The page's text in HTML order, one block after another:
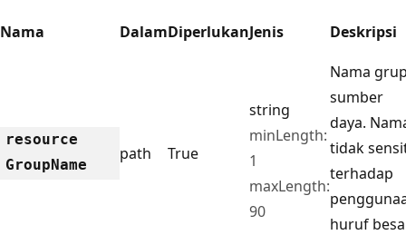
Nama DalamDiperlukanJenis Deskripsi
resource
GroupName
path True
string
minLength:
1
maxLength:
90
Nama
sumber
daya.
tidak
terhadap
huruf